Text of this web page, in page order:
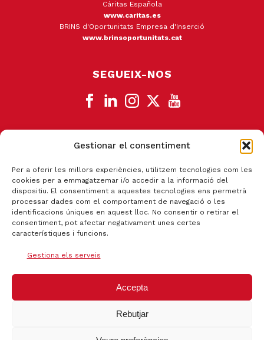
Gestionar el consentiment
Per a oferir les millors experiències, utilitzem tecnologies com les
cookies per a emmagatzemar i/o accedir a la informació del
dispositiu. El consentiment a aquestes tecnologies ens permetrà
processar dades com el comportament de navegació o les
identificacions úniques en aquest lloc. No consentir o retirar el
consentiment, pot afectar negativament unes certes
característiques i funcions.
Gestiona els serveis
Accepta
Rebutjar
Cáritas Española
www.caritas.es
BRINS d'Oportunitats Empresa d'Inserció
www.brinsoportunitats.cat
SEGUEIX-NOS
CANAL DE DENÚNCIA
Certificat qualitat ISO 9001:2015